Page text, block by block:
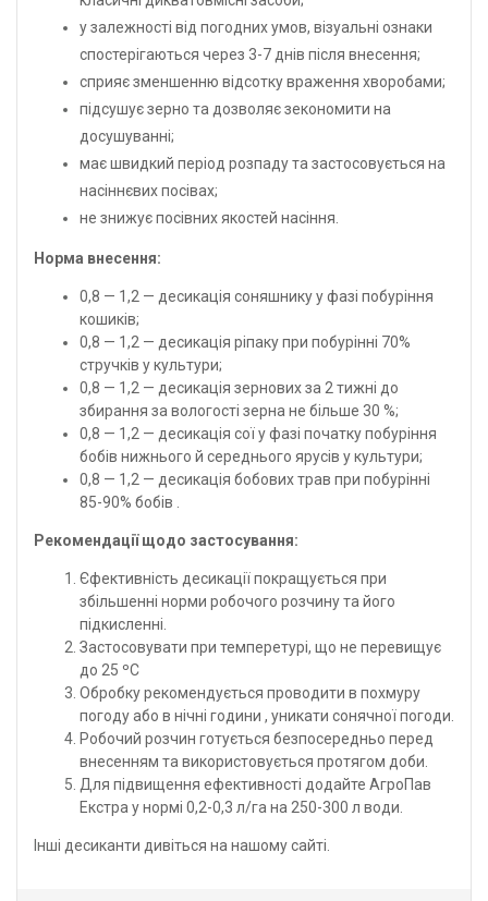
у залежності від погодних умов, візуальні ознаки
спостерігаються через 3-7 днів після внесення;
сприяє зменшенню відсотку враження хворобами;
підсушує зерно та дозволяє зекономити на
досушуванні;
має швидкий період розпаду та застосовується на
насіннєвих посівах;
не знижує посівних якостей насіння.
Норма внесення:
0,8 — 1,2 — десикація соняшнику у фазі побуріння
кошиків;
0,8 — 1,2 — десикація ріпаку при побурінні 70%
стручків у культури;
0,8 — 1,2 — десикація зернових за 2 тижні до
збирання за вологості зерна не більше 30 %;
0,8 — 1,2 — десикація сої у фазі початку побуріння
бобів нижнього й середнього ярусів у культури;
0,8 — 1,2 — десикація бобових трав при побурінні
85-90% бобів .
Рекомендації щодо застосування:
Єфективність десикації покращується при
збільшенні норми робочого розчину та його
підкисленні.
Застосовувати при темперетурі, що не перевищує
до 25 ºС
Обробку рекомендується проводити в похмуру
погоду або в нічні години , уникати сонячної погоди.
Робочий розчин готується безпосередньо перед
внесенням та використовується протягом доби.
Для підвищення ефективності додайте АгроПав
Екстра у нормі 0,2-0,3 л/га на 250-300 л води.
Інші десиканти дивіться на нашому сайті.